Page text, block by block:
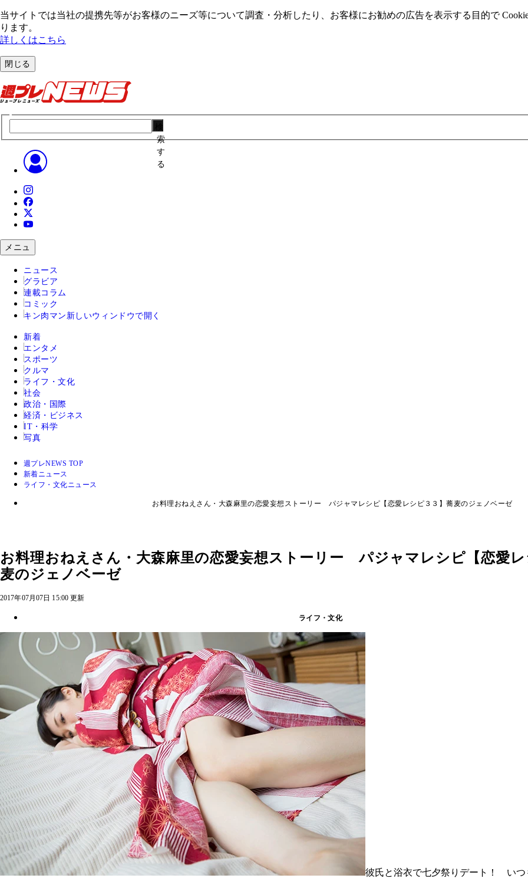
当サイトでは当社の提携先等がお客様のニーズ等について調査・分析したり、お客様にお勧めの広告を表⽰する⽬的で
ります。
詳しくはこちら
閉じる
索
す
る
メニュ
ニュース
グラビア
連載コラム
コミック
キン肉マン 新しいウィンドウで開く
新着
エンタメ
スポーツ
クルマ
ライフ・文化
社会
政治・国際
経済・ビジネス
IT・科学
写真
週プレNEWS TOP
新着ニュース
ライフ・文化ニュース
お料理おねえさん・大森麻里の恋愛妄想ストーリー パジャマレシピ【恋愛レシピ３３】蕎麦のジェノベーゼ
お料理おねえさん・大森麻里の恋愛妄想ストーリー パジャマレシピ【恋愛
麦のジェノベーゼ
2017年07月07日 15:00 更新
ライフ・文化
彼氏と浴衣で七夕祭りデート！ いつ